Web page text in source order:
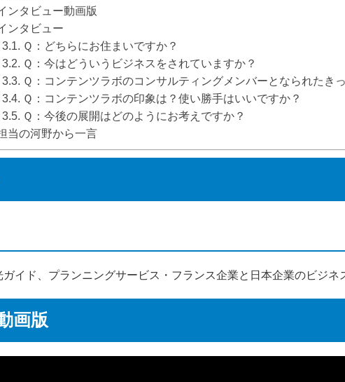
ンタビュー動画版
ンタビュー
Ｑ：どちらにお住まいですか？
Ｑ：今はどういうビジネスをされていますか？
Ｑ：コンテンツラボのコンサルティングメンバーとなられたき
Ｑ：コンテンツラボの印象は？使い勝手はいいですか？
Ｑ：今後の展開はどのようにお考えですか？
当の河野から一言
イド、プランニングサービス・フランス企業と日本企業のビジネ
画版